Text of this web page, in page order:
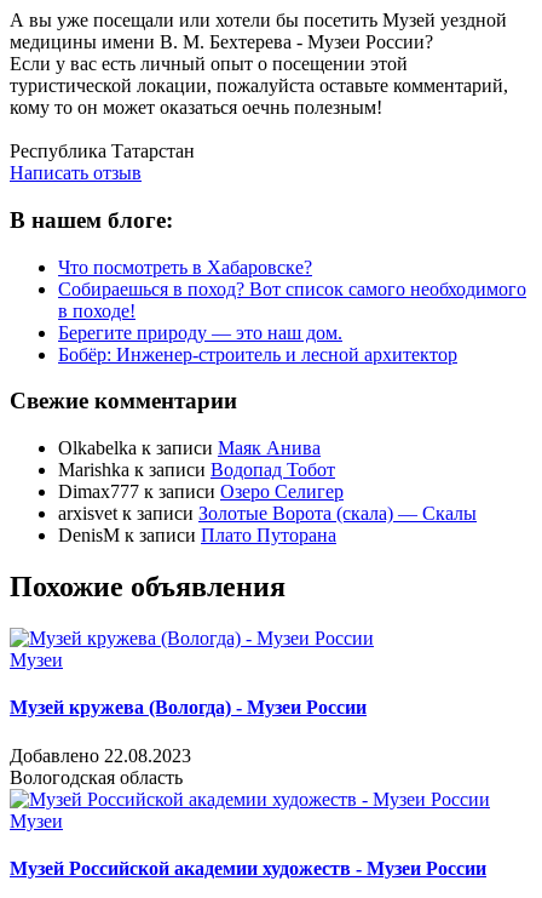
А вы уже посещали или хотели бы посетить Музей уездной
медицины имени В. М. Бехтерева - Музеи России?
Если у вас есть личный опыт о посещении этой
туристической локации, пожалуйста оставьте комментарий,
кому то он может оказаться оечнь полезным!
Республика Татарстан
Написать отзыв
В нашем блоге:
Что посмотреть в Хабаровске?
Собираешься в поход? Вот список самого необходимого
в походе!
Берегите природу — это наш дом.
Бобёр: Инженер-строитель и лесной архитектор
Свежие комментарии
Olkabelka к записи Маяк Анива
Marishka к записи Водопад Тобот
Dimax777 к записи Озеро Селигер
arxisvet к записи Золотые Ворота (скала) — Скалы
DenisM к записи Плато Путорана
Похожие объявления
Музеи
Музей кружева (Вологда) - Музеи России
Добавлено 22.08.2023
Вологодская область
Музеи
Музей Российской академии художеств - Музеи России